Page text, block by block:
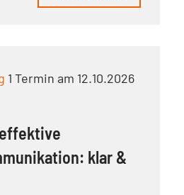
1 Termin am 12.10.2026
klar &